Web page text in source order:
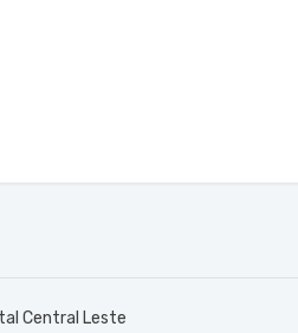
Central Leste